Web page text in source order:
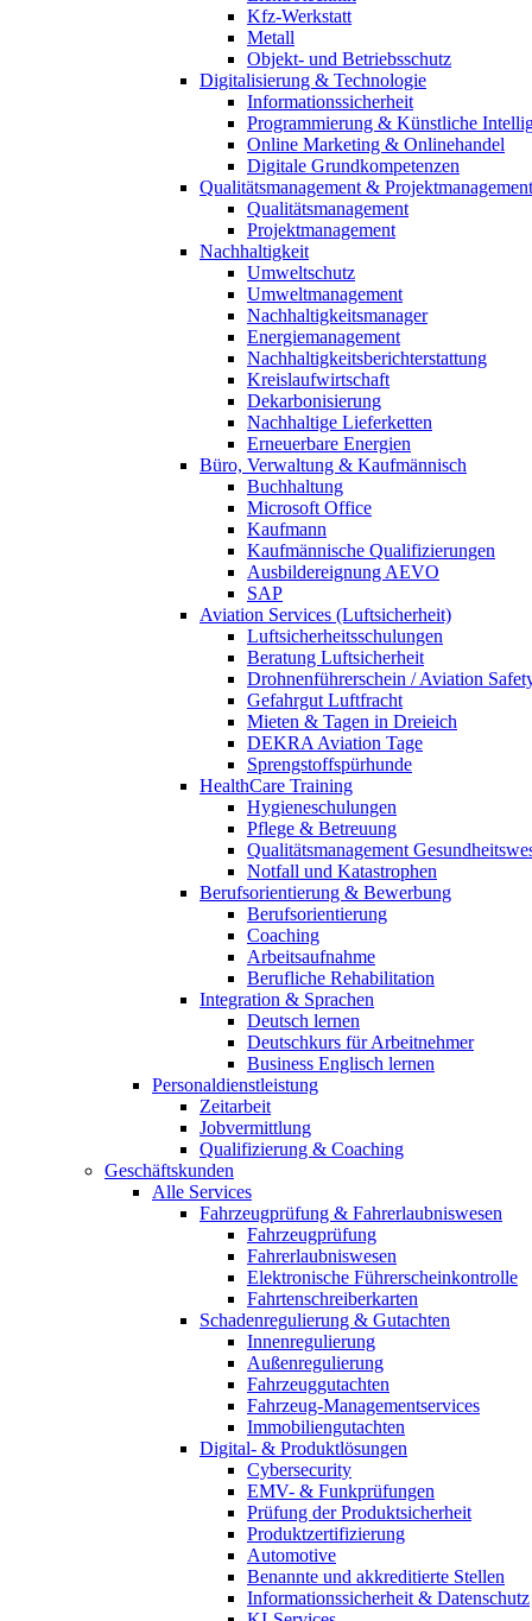
Kfz-Werkstatt
Metall
Objekt- und Betriebsschutz
Digitalisierung & Technologie
Informationssicherheit
Programmierung & Künstliche
Online Marketing & Onlinehandel
Digitale Grundkompetenzen
Qualitätsmanagement & Projektmanagement
Qualitätsmanagement
Projektmanagement
Nachhaltigkeit
Umweltschutz
Umweltmanagement
Nachhaltigkeitsmanager
Energiemanagement
Nachhaltigkeitsberichterstattung
Kreislaufwirtschaft
Dekarbonisierung
Nachhaltige Lieferketten
Erneuerbare Energien
Büro, Verwaltung & Kaufmännisch
Buchhaltung
Microsoft Office
Kaufmann
Kaufmännische Qualifizierungen
Ausbildereignung AEVO
SAP
Aviation Services (Luftsicherheit)
Luftsicherheitsschulungen
Beratung Luftsicherheit
Drohnenführerschein / Aviation
Gefahrgut Luftfracht
Mieten & Tagen in Dreieich
DEKRA Aviation Tage
Sprengstoffspürhunde
HealthCare Training
Hygieneschulungen
Pflege & Betreuung
Qualitätsmanagement
Notfall und Katastrophen
Berufsorientierung & Bewerbung
Berufsorientierung
Coaching
Arbeitsaufnahme
Berufliche Rehabilitation
Integration & Sprachen
Deutsch lernen
Deutschkurs für Arbeitnehmer
Business Englisch lernen
Personaldienstleistung
Zeitarbeit
Jobvermittlung
Qualifizierung & Coaching
Geschäftskunden
Alle Services
Fahrzeugprüfung & Fahrerlaubniswesen
Fahrzeugprüfung
Fahrerlaubniswesen
Elektronische Führerscheinkontrolle
Fahrtenschreiberkarten
Schadenregulierung & Gutachten
Innenregulierung
Außenregulierung
Fahrzeuggutachten
Fahrzeug-Managementservices
Immobiliengutachten
Digital- & Produktlösungen
Cybersecurity
EMV- & Funkprüfungen
Prüfung der Produktsicherheit
Produktzertifizierung
Automotive
Benannte und akkreditierte Stellen
Informationssicherheit & Datenschutz